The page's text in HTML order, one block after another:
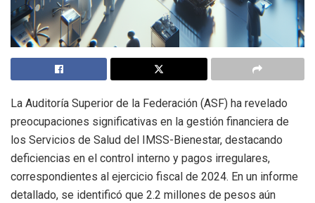
La Auditoría Superior de la Federación (ASF) ha revelado
preocupaciones significativas en la gestión financiera de
los Servicios de Salud del IMSS-Bienestar, destacando
deficiencias en el control interno y pagos irregulares,
correspondientes al ejercicio fiscal de 2024. En un informe
detallado, se identificó que 2.2 millones de pesos aún